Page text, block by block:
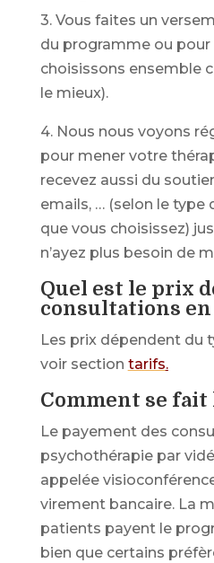
3. Vous faites un
du programme ou pour
choisissons ensemble
le mieux).
4. Nous nous voyons
pour mener votre
recevez aussi du
emails, … (selon le type
que vous choisissez)
n’ayez plus besoin de
Quel est le prix
consultations en
Les prix dépendent du
voir section tarifs.
Comment se fait
Le payement des
psychothérapie par
appelée
virement bancaire. La
patients payent le
bien que certains